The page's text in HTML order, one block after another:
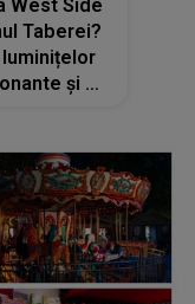
West Side
Taberei?
și un